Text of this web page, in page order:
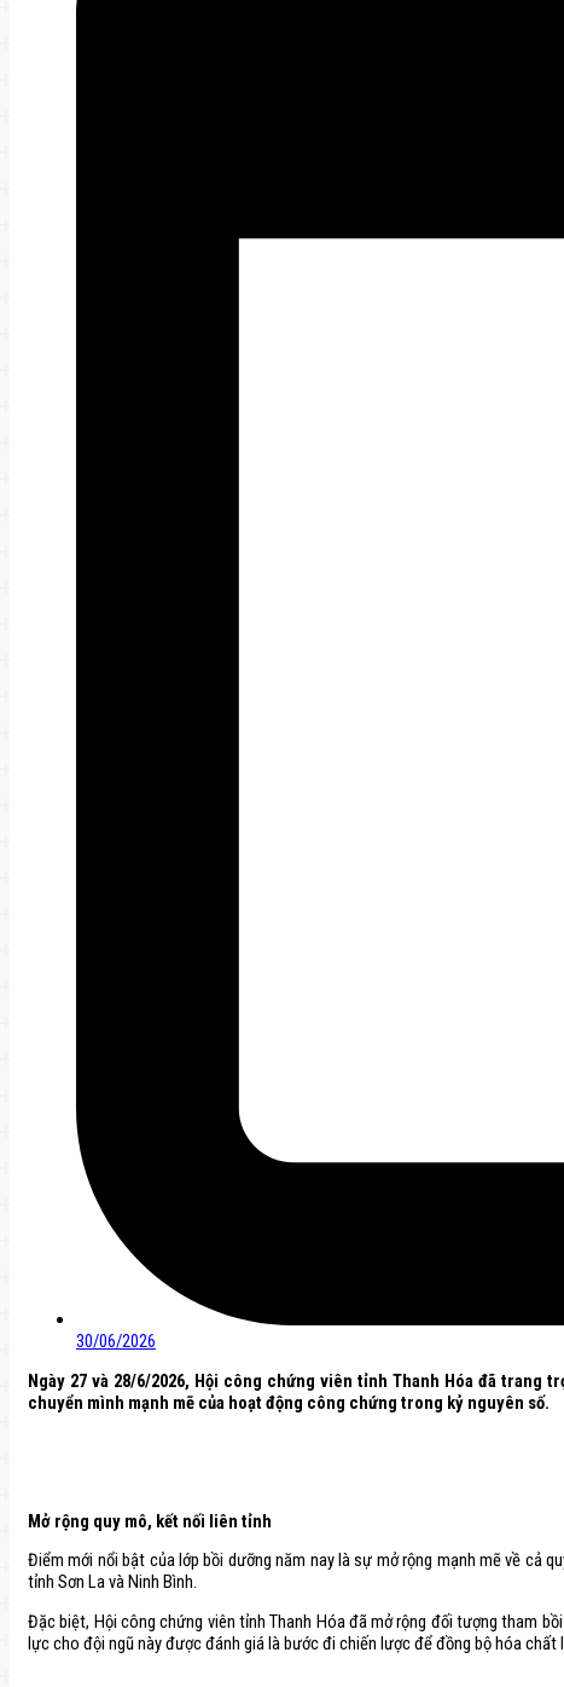
30/06/2026
Ngày 27 và 28/6/2026, Hội công chứng viên tỉnh Thanh Hóa đã
chuyển mình mạnh mẽ của hoạt động công chứng trong kỷ nguyên số.
Mở rộng quy mô, kết nối liên tỉnh
Điểm mới nổi bật của lớp bồi dưỡng năm nay là sự mở rộng mạnh mẽ về cả
tỉnh Sơn La và Ninh Bình.
Đặc biệt, Hội công chứng viên tỉnh Thanh Hóa đã mở rộng đối tượng tham
lực cho đội ngũ này được đánh giá là bước đi chiến lược để đồng bộ hóa chất